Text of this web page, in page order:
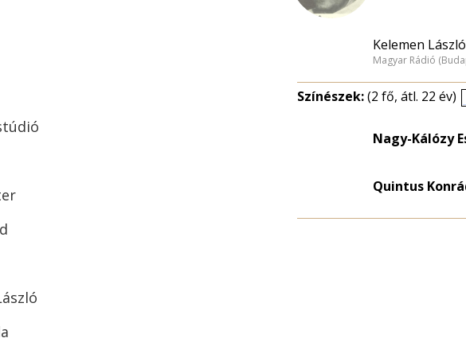
Kelemen
Magyar Rádió
Színészek:(2 fő, átl. 22 év)
Nagy-Kálózy
Quintus